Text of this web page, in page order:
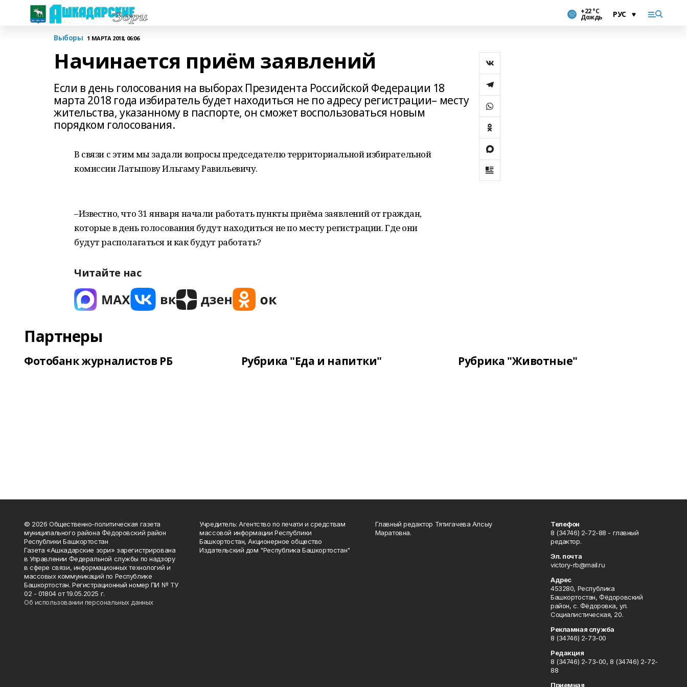
+22 °С
Дождь
Выборы 1 МАРТА 2018, 06:06
Начинается приём заявлений
Если в день голосования на выборах Президента Российской Федерации 18
марта 2018 года избиратель будет находиться не по адресу регистрации– месту
жительства, указанному в паспорте, он сможет воспользоваться новым
порядком голосования.
В связи с этим мы задали вопросы председателю территориальной избирательной
комиссии Латыпову Ильгаму Равильевичу.
–Известно, что 31 января начали работать пункты приёма заявлений от граждан,
которые в день голосования будут находиться не по месту регистрации. Где они
будут располагаться и как будут работать?
Читайте нас
Партнеры
Фотобанк журналистов РБ Рубрика "Еда и напитки" Рубрика "Животные"
© 2026 Общественно-политическая газета
муниципального района Фёдоровский район
Республики Башкортостан
Газета «Ашкадарские зори» зарегистрирована
в Управлении Федеральной службы по надзору
в сфере связи, информационных технологий и
массовых коммуникаций по Республике
Башкортостан. Регистрационный номер ПИ № ТУ
02 - 01804 от 19.05.2025 г.
Об использовании персональных данных
Учредитель: Агентство по печати и средствам
массовой информации Республики
Башкортостан, Акционерное общество
Издательский дом "Республика Башкортостан"
Главный редактор Тятигачева Алсыу
Маратовна.
Телефон
8 (34746) 2-72-88 - главный
редактор.
Эл. почта
victory-rb@mail.ru
Адрес
453280, Республика
Башкортостан, Фёдоровский
район, с. Фёдоровка, ул.
Социалистическая, 20.
Рекламная служба
8 (34746) 2-73-00
Редакция
8 (34746) 2-73-00, 8 (34746) 2-72-
88
Приемная